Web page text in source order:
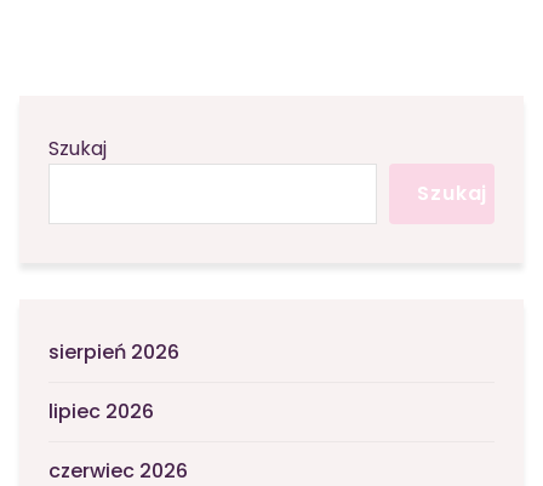
Szukaj
Szukaj
sierpień 2026
lipiec 2026
czerwiec 2026